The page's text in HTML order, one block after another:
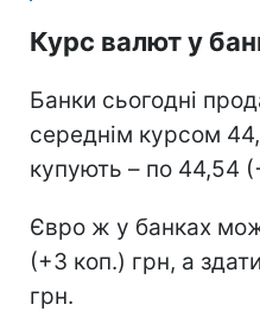
Курс валют у
Банки сьогодні
середнім курсом
купують – по 44,54
Євро ж у банках
(+3 коп.) грн, а
грн.